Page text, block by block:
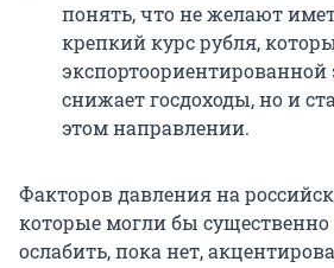
понять, что не желают
крепкий курс рубля,
снижает госдоходы, но и
этом направлении.
Факторов давления на
которые могли бы существенно
ослабить, пока нет,